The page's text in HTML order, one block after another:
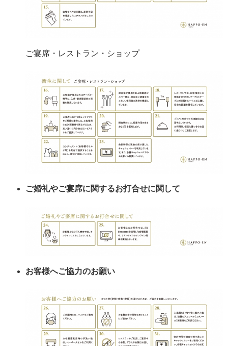
ご宴席・レストラン・ショップ
ご婚礼やご宴席に関するお打合せに関して
お客様へご協力のお願い